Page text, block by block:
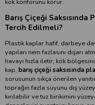
kök konforunu korur.
Barış Çiçeği
Tercih Edilmeli?
Plastik kaplar hafif, darbeye
yapıları nem fazlasını dışarı
havayı hızla iletir; kök
kap, barış çiçeği saksısında
sorusunun sıkça önerilen
toprağın fazla suyunu dış
kırılabilir ve tuz birikimini